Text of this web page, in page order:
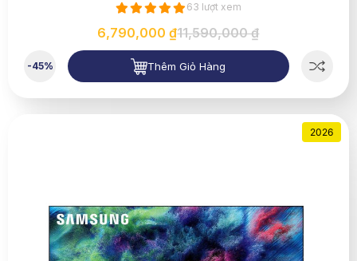
63 lượt xem
6,790,000 ₫11,590,000 ₫
-45% Thêm Giỏ Hàng
2026